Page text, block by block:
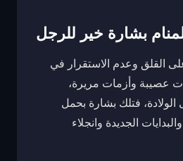
بشارة خير للرجل
القلق وعدم الاستقرار في
عصيبة وأزمات مريرة،
فتلك بشارة بحمل
الجديدة وانجلاء